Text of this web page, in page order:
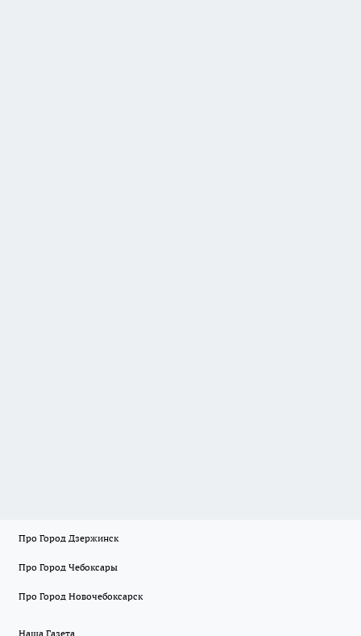
Про Город Дзержинск
Про Город Чебоксары
Про Город Новочебоксарск
Наша Газета